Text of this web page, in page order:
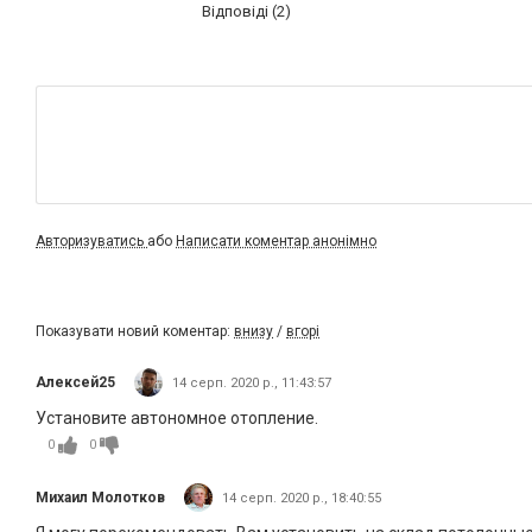
Відповіді (2)
Авторизуватись або Написати коментар анонімно
Показувати новий коментар: внизу / вгорі
Алексей25 14 серп. 2020 р., 11:43:57
Установите автономное отопление.
0 0
Михаил Молотков 14 серп. 2020 р., 18:40:55